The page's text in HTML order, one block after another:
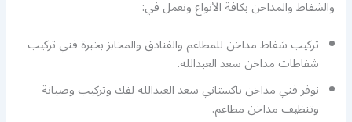
والشفاط والمداخن بكافة الأنواع ونعمل في:
تركيب شفاط مداخن للمطاعم والفنادق والمخابز بخبرة فني تركيب
شفاطات مداخن سعد العبدالله.
نوفر فني مداخن باكستاني سعد العبدالله لفك وتركيب وصيانة
وتنظيف مداخن مطاعم.